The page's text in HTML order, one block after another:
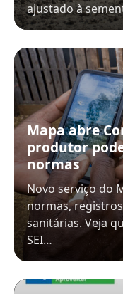
ajustado à
Mapa abre
produtor
normas
Novo serviço do
normas,
sanitárias. Veja
SEI…